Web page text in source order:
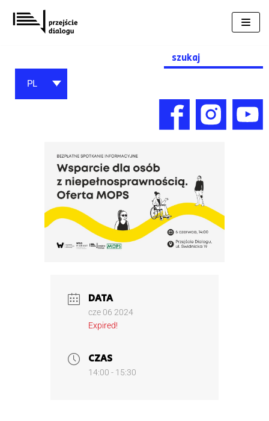
Przejdź
do
Search
for:
PL
DATA
cze 06 2024
Expired!
CZAS
14:00 - 15:30